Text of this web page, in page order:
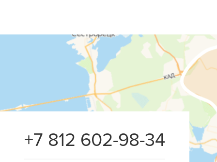
+7 812 602-98-34